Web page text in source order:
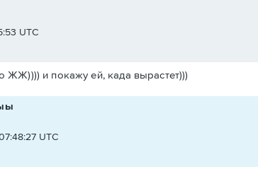
UTC
ЖЖ)))) и покажу ей, када вырастет)))
UTC